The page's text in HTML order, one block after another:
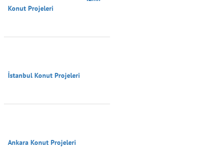
Konut Projeleri
İstanbul Konut Projeleri
Ankara Konut Projeleri